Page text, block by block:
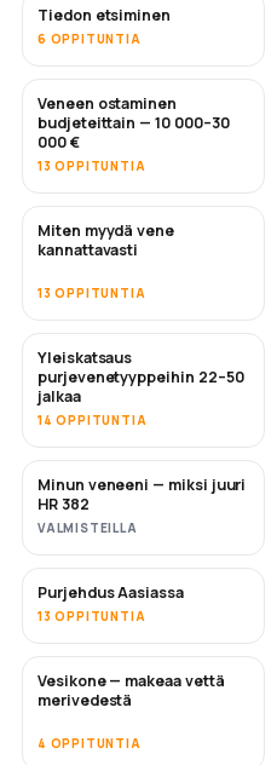
Tiedon etsiminen
6 OPPITUNTIA
PIAN
Veneen ostaminen
budjeteittain — 10 000–30
000 €
13 OPPITUNTIA
UUSI
Miten myydä vene
kannattavasti
13 OPPITUNTIA
PIAN
Yleiskatsaus
purjevenetyyppeihin 22–50
jalkaa
14 OPPITUNTIA
PIAN
Minun veneeni — miksi juuri
HR 382
VALMISTEILLA
PIAN
Purjehdus Aasiassa
13 OPPITUNTIA
PIAN
Vesikone — makeaa vettä
merivedestä
4 OPPITUNTIA